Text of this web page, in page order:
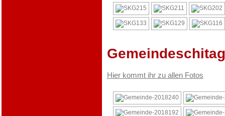
Hier kommt ihr zu allen Fotos